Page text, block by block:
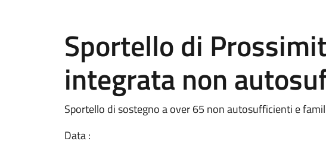
Sportello di
integrata non
Sportello di sostegno a over 65 non autosufficienti e
Data :